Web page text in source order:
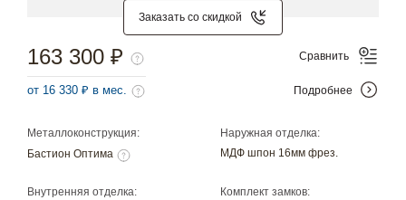
Заказать со скидкой
Металлоконструкция:
Бастион Оптима
Наружная отделка:
МДФ шпон 16мм фрез.
Внутренняя отделка:
Комплект замков:
163 300 ₽
от 16 330 ₽ в мес.
Сравнить
Подробнее